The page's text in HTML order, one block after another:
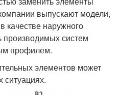
выпускают модели,
качестве наружного
производимых систем
профилем.
элементов может
ситуациях.